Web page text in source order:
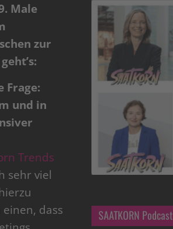
Male
zur
Frage:
und in
Trends
sehr viel
dass
SAATKORN Podcast